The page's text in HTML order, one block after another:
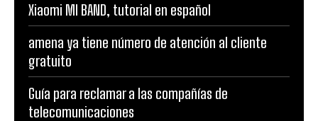
Xiaomi MI BAND, tutorial en español
amena ya tiene número de atención al cliente
gratuito
Guía para reclamar a las compañías de
telecomunicaciones